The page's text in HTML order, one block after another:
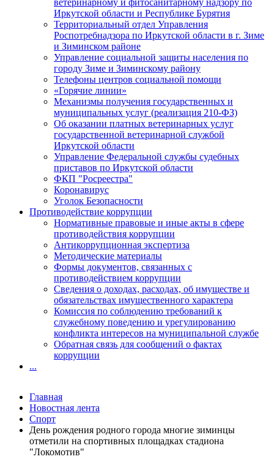
ветеринарному и фитосанитарному надзору по
Иркутской области и Республике Бурятия
Территориальный отдел Управления
Роспотребнадзора по Иркутской области в г. Зиме
и Зиминском районе
Управление социальной защиты населения по
городу Зиме и Зиминскому району
Телефоны центров социальной помощи
«Горячие линии»
Механизмы получения государственных и
муниципальных услуг (реализация 210-ФЗ)
Об оказании платных ветеринарных услуг
государственной ветеринарной службой
Иркутской области
Управление Федеральной службы судебных
приставов по Иркутской области
ФКП "Росреестра"
Коронавирус
Уголок Безопасности
Противодействие коррупции
Нормативные правовые и иные акты в сфере
противодействия коррупции
Антикоррупционная экспертиза
Методические материалы
Формы документов, связанных с
противодействием коррупции
Сведения о доходах, расходах, об имуществе и
обязательствах имущественного характера
Комиссия по соблюдению требований к
служебному поведению и урегулированию
конфликта интересов на муниципальной службе
Обратная связь для сообщений о фактах
коррупции
...
Главная
Новостная лента
Спорт
День рождения родного города многие зиминцы
отметили на спортивных площадках стадиона
"Локомотив"